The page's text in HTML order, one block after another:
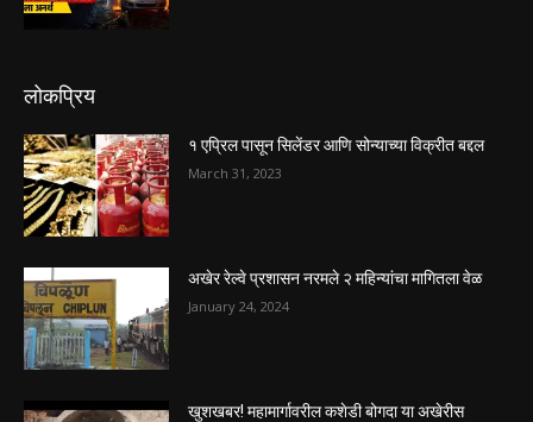
लोकप्रिय
१ एप्रिल पासून सिलेंडर आणि सोन्याच्या विक्रीत बद्दल
March 31, 2023
अखेर रेल्वे प्रशासन नरमले २ महिन्यांचा मागितला वेळ
January 24, 2024
खुशखबर! महामार्गावरील कशेडी बोगदा या अखेरीस